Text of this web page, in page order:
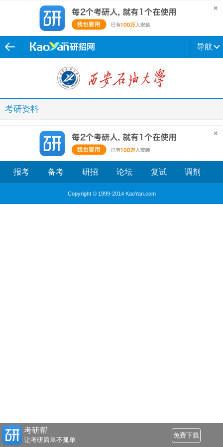
导航
考研资料
报考 备考 研招 论坛 复试 调剂
Copyright © 1999-2014 KaoYan.com
考研帮
让考研简单不孤单
免费下载